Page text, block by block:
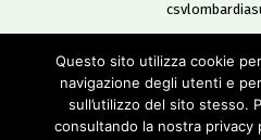
Copyright
All Rights
-
Questo sito utilizza cookie
navigazione degli utenti e
sull’utilizzo del sito stesso.
consultando la nostra privacy